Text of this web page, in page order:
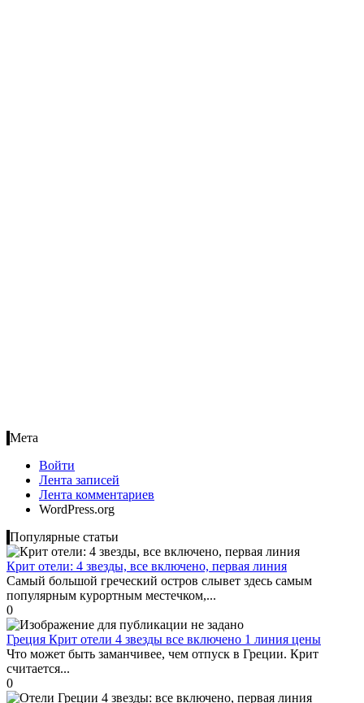
Мета
Войти
Лента записей
Лента комментариев
WordPress.org
Популярные статьи
Крит отели: 4 звезды, все включено, первая линия
Самый большой греческий остров слывет здесь самым
популярным курортным местечком,...
0
Греция Крит отели 4 звезды все включено 1 линия цены
Что может быть заманчивее, чем отпуск в Греции. Крит
считается...
0